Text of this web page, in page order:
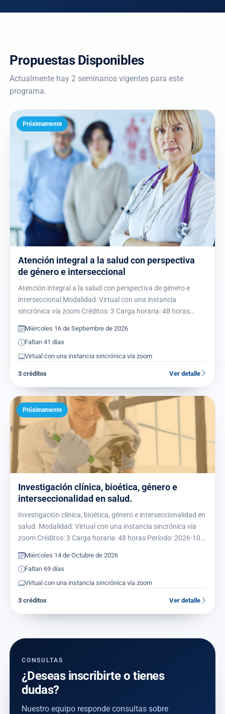
Propuestas Disponibles
Actualmente hay 2 seminarios vigentes para este
programa.
Próximamente
Atención integral a la salud con perspectiva
de género e interseccional
Atención integral a la salud con perspectiva de género e
interseccional Modalidad: Virtual con una instancia
sincrónica vía zoom Créditos: 3 Carga horaria: 48 horas
Miércoles 16 de Septiembre de 2026
Faltan 41 días
Virtual con una instancia sincrónica vía zoom
3 créditos Ver detalle
Próximamente
Investigación clínica, bioética, género e
interseccionalidad en salud.
Investigación clínica, bioética, género e interseccionalidad en
salud. Modalidad: Virtual con una instancia sincrónica vía
zoom Créditos: 3 Carga horaria: 48 horas Período: 2026-10-
Miércoles 14 de Octubre de 2026
Faltan 69 días
Virtual con una instancia sincrónica vía zoom
3 créditos Ver detalle
CONSULTAS
¿Deseas inscribirte o tienes
dudas?
Nuestro equipo responde consultas sobre